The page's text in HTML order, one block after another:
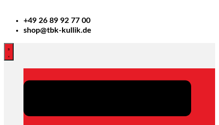
+49 26 89 92 77 00
shop@tbk-kullik.de